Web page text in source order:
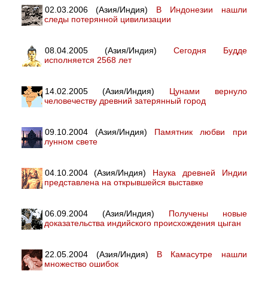
02.03.2006 (Азия/Индия) В Индонезии нашли
следы потерянной цивилизации
08.04.2005 (Азия/Индия) Сегодня Будде
исполняется 2568 лет
14.02.2005 (Азия/Индия) Цунами вернуло
человечеству древний затерянный город
09.10.2004 (Азия/Индия) Памятник любви при
лунном свете
04.10.2004 (Азия/Индия) Наука древней Индии
представлена на открывшейся выставке
06.09.2004 (Азия/Индия) Получены новые
доказательства индийского происхождения цыган
22.05.2004 (Азия/Индия) В Камасутре нашли
множество ошибок